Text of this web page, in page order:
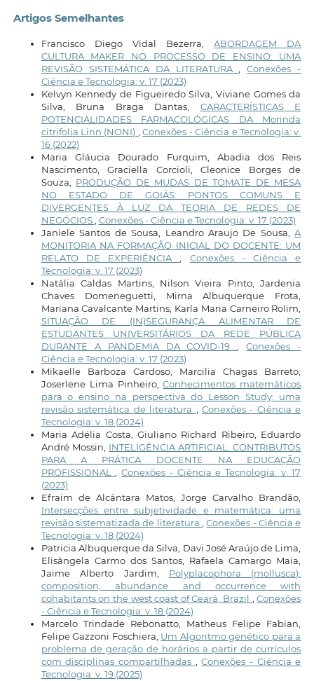
Artigos Semelhantes
Francisco Diego Vidal Bezerra,ABORDAGEM DA
CULTURA MAKER NO PROCESSO DE ENSINO: UMA
REVISÃO SISTEMÁTICA DA LITERATURA,Conexões -
Ciência e Tecnologia: v. 17 (2023)
Kelvyn Kennedy de Figueiredo Silva, Viviane Gomes da
Silva, Bruna Braga Dantas, CARACTERÍSTICAS E
POTENCIALIDADES FARMACOLÓGICAS DA Morinda
citrifolia Linn (NONI) ,Conexões - Ciência e Tecnologia: v.
16 (2022)
Maria Gláucia Dourado Furquim, Abadia dos Reis
Nascimento, Graciella Corcioli, Cleonice Borges de
Souza, PRODUÇÃO DE MUDAS DE TOMATE DE MESA
NO ESTADO DE GOIÁS: PONTOS COMUNS E
DIVERGENTES À LUZ DA TEORIA DE REDES DE
NEGÓCIOS, Conexões - Ciência e Tecnologia: v. 17 (2023)
Janiele Santos de Sousa, Leandro Araujo De Sousa,A
MONITORIA NA FORMAÇÃO INICIAL DO DOCENTE: UM
RELATO DE EXPERIÊNCIA, Conexões - Ciência e
Tecnologia: v. 17 (2023)
Natália Caldas Martins, Nilson Vieira Pinto, Jardenia
Chaves Domeneguetti, Mirna Albuquerque Frota,
Mariana Cavalcante Martins, Karla Maria Carneiro Rolim,
SITUAÇÃO DE (IN)SEGURANÇA ALIMENTAR DE
ESTUDANTES UNIVERSITÁRIOS DA REDE PÚBLICA
DURANTE A PANDEMIA DA COVID-19,Conexões -
Ciência e Tecnologia: v. 17 (2023)
Mikaelle Barboza Cardoso, Marcilia Chagas Barreto,
Joserlene Lima Pinheiro,Conhecimentos matemáticos
para o ensino na perspectiva do Lesson Study: uma
revisão sistemática de literatura , Conexões - Ciência e
Tecnologia: v. 18 (2024)
Maria Adélia Costa, Giuliano Richard Ribeiro, Eduardo
André Mossin, INTELIGÊNCIA ARTIFICIAL: CONTRIBUTOS
PARA A PRÁTICA DOCENTE NA EDUCAÇÃO
PROFISSIONAL,Conexões - Ciência e Tecnologia: v. 17
(2023)
Efraim de Alcântara Matos, Jorge Carvalho Brandão,
Intersecções entre subjetividade e matemática: uma
revisão sistematizada de literatura ,Conexões - Ciência e
Tecnologia: v. 18 (2024)
Patricia Albuquerque da Silva, Davi José Araújo de Lima,
Elisângela Carmo dos Santos, Rafaela Camargo Maia,
Jaime Alberto Jardim, Polyplacophora (mollusca):
composition, abundance and occurrence with
cohabitants on the west coast of Ceará, Brazil ,Conexões
- Ciência e Tecnologia: v. 18 (2024)
Marcelo Trindade Rebonatto, Matheus Felipe Fabian,
Felipe Gazzoni Foschiera, Um Algoritmo genético para a
problema de geração de horários a partir de currículos
com disciplinas compartilhadas ,Conexões - Ciência e
Tecnologia: v. 19 (2025)